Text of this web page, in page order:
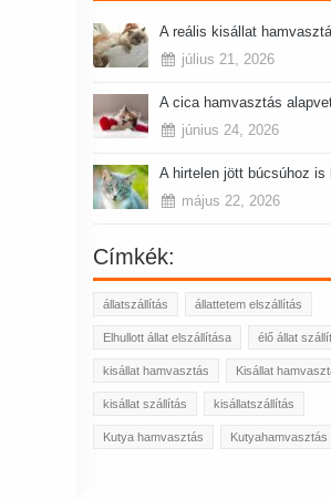
A reális kisállat
július 21, 2026
A cica hamvasztás
június 24, 2026
A hirtelen jött búcsúhoz is
május 22, 2026
Címkék:
állatszállítás állattetem elszállítás
Elhullott állat elszállítása élő állat
kisállat hamvasztás Kisállat
kisállat szállítás kisállatszállítás
Kutya hamvasztás Kutyahamvasztás